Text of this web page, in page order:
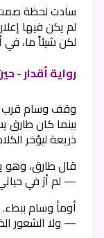
سادت لحظة
لم يكن فيها
لكن شيئاً ما، في
رواية أقدار -
وقف وسام قرب
بينما كان طارق
ذريعة ليؤخر
قال طارق، وهو
— لم أرَ في
أومأ وسام ببطء.
— ولا الشعور